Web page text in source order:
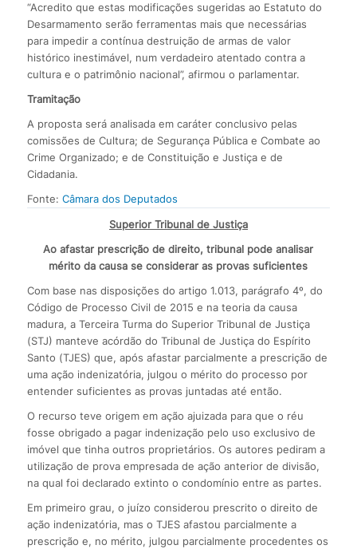
“Acredito que estas modificações sugeridas ao Estatuto do
Desarmamento serão ferramentas mais que necessárias
para impedir a contínua destruição de armas de valor
histórico inestimável, num verdadeiro atentado contra a
cultura e o patrimônio nacional”, afirmou o parlamentar.
Tramitação
A proposta será analisada em caráter conclusivo pelas
comissões de Cultura; de Segurança Pública e Combate ao
Crime Organizado; e de Constituição e Justiça e de
Cidadania.
Fonte: Câmara dos Deputados
Superior Tribunal de Justiça
Ao afastar prescrição de direito, tribunal pode analisar
mérito da causa se considerar as provas suficientes
Com base nas disposições do artigo 1.013, parágrafo 4º, do
Código de Processo Civil de 2015 e na teoria da causa
madura, a Terceira Turma do Superior Tribunal de Justiça
(STJ) manteve acórdão do Tribunal de Justiça do Espírito
Santo (TJES) que, após afastar parcialmente a prescrição de
uma ação indenizatória, julgou o mérito do processo por
entender suficientes as provas juntadas até então.
O recurso teve origem em ação ajuizada para que o réu
fosse obrigado a pagar indenização pelo uso exclusivo de
imóvel que tinha outros proprietários. Os autores pediram a
utilização de prova empresada de ação anterior de divisão,
na qual foi declarado extinto o condomínio entre as partes.
Em primeiro grau, o juízo considerou prescrito o direito de
ação indenizatória, mas o TJES afastou parcialmente a
prescrição e, no mérito, julgou parcialmente procedentes os